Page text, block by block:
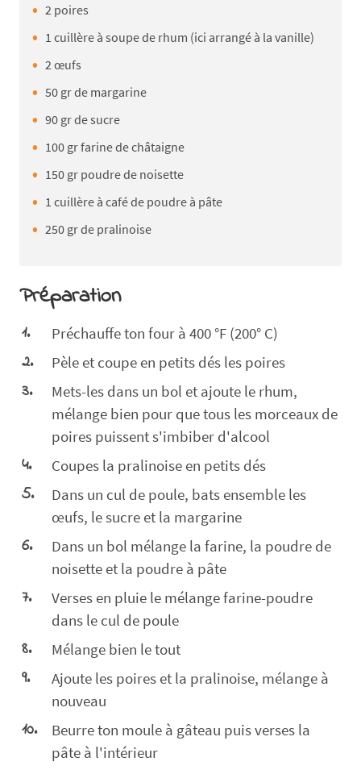
2 poires
1 cuillère à soupe de rhum (ici arrangé à la vanille)
2 œufs
50 gr de margarine
90 gr de sucre
100 gr farine de châtaigne
150 gr poudre de noisette
1 cuillère à café de poudre à pâte
250 gr de pralinoise
Préparation
Préchauffe ton four à 400 °F (200° C)
Pèle et coupe en petits dés les poires
Mets-les dans un bol et ajoute le rhum,
mélange bien pour que tous les morceaux de
poires puissent s'imbiber d'alcool
Coupes la pralinoise en petits dés
Dans un cul de poule, bats ensemble les
œufs, le sucre et la margarine
Dans un bol mélange la farine, la poudre de
noisette et la poudre à pâte
Verses en pluie le mélange farine-poudre
dans le cul de poule
Mélange bien le tout
Ajoute les poires et la pralinoise, mélange à
nouveau
Beurre ton moule à gâteau puis verses la
pâte à l'intérieur